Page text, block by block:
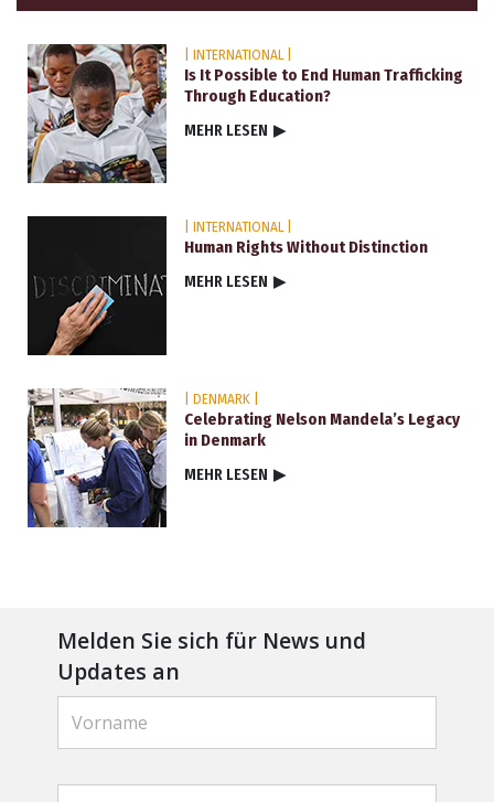
| INTERNATIONAL |
Is It Possible to End Human Trafficking
Through Education?
MEHR LESEN ▶
| INTERNATIONAL |
Human Rights Without Distinction
MEHR LESEN ▶
| DENMARK |
Celebrating Nelson Mandela’s Legacy
in Denmark
MEHR LESEN ▶
Melden Sie sich für News und
Updates an